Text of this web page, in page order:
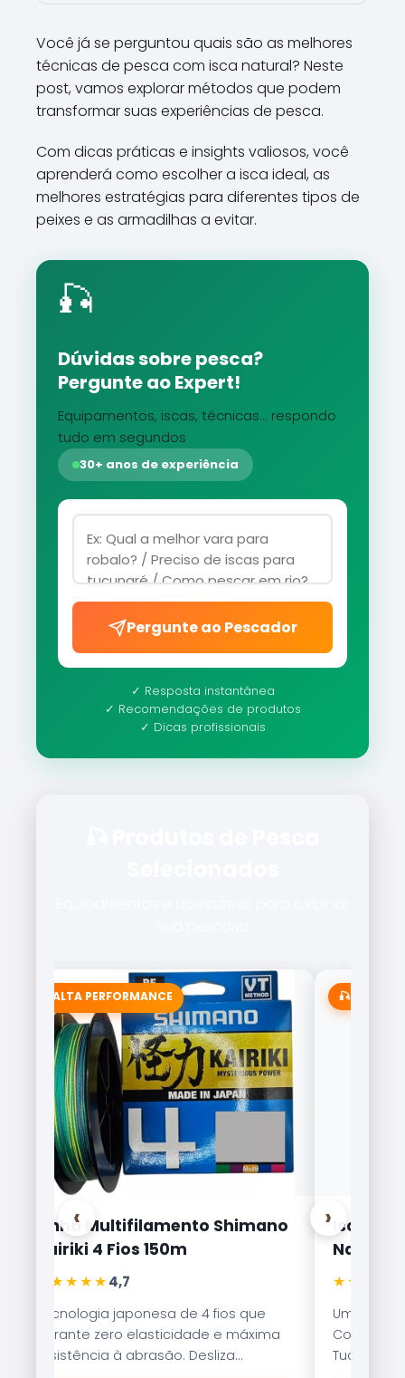
Você já se perguntou quais são as melhores
técnicas de pesca com isca natural? Neste
post, vamos explorar métodos que podem
transformar suas experiências de pesca.
Com dicas práticas e insights valiosos, você
aprenderá como escolher a isca ideal, as
melhores estratégias para diferentes tipos de
peixes e as armadilhas a evitar.
🎣
Dúvidas sobre pesca?
Pergunte ao Expert!
Equipamentos, iscas, técnicas... respondo
tudo em segundos
30+ anos de experiência
Pergunte ao Pescador
✓ Resposta instantânea
✓ Recomendações de produtos
✓ Dicas profissionais
‹
⭐ ALTA PERFORMANCE
Linha Multifilamento Shimano
Kairiki 4 Fios 150m
★★★★★4,7
Tecnologia japonesa de 4 fios que
garante zero elasticidade e máxima
resistência à abrasão. Desliza
🎣 MAIS
Isca
★★★★★
Uma das
Com
Tucunaré
›